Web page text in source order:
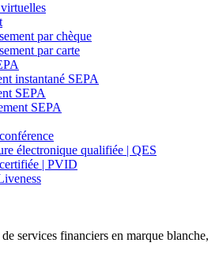
par chèque
par carte
instantané SEPA
SEPA
SEPA
électronique qualifiée | QES
| PVID
services financiers en marque blanche,